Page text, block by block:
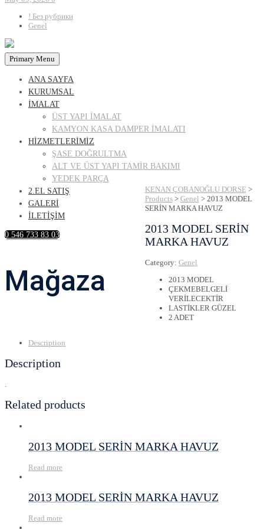
! Без рубрики
Genel
Primary Menu
ANA SAYFA
KURUMSAL
İMALAT
ÜST YAPI İMALAT
KAMYON KASA DAMPER İMALATI
HİZMETLERİMİZ
ŞASE DOĞRULTMA
ALT VE ÜST YAPI TAMİR BAKIMI
YEDEK PARÇA
2.EL SATIŞ
GALERİ
İLETİŞİM
0 546 733 83 03
Mağaza
KENAN ÇOBANOĞLU DORSE >
Products> Genel > 2013 MODEL
SERİN MARKA HAVUZ
2013 MODEL SERİN
MARKA HAVUZ
Category: Genel
2013 MODEL
ÇEKMEBELGELİ
VERİLECEKTİR
LASTİKLER GÜZEL
2 ADET
Description
Description
.
Related products
2013 MODEL SERİN MARKA HAVUZ
Read more
2013 MODEL SERİN MARKA HAVUZ
Read more